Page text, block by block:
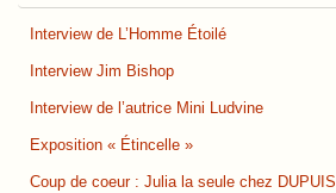
Interview de L’Homme Étoilé
Interview Jim Bishop
Interview de l’autrice Mini Ludvine
Exposition « Étincelle »
Coup de coeur : Julia la seule chez DUPUIS